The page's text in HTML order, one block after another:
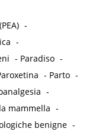
-
-
- Paradiso -
- Parto -
-
mammella -
benigne -